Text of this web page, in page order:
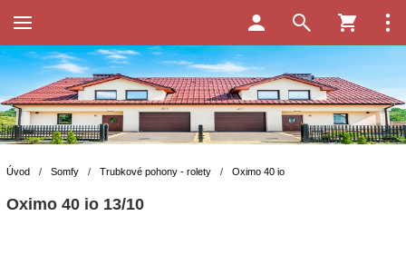
Úvod / Somfy / Trubkové pohony - rolety / Oximo 40 io
Oximo 40 io 13/10